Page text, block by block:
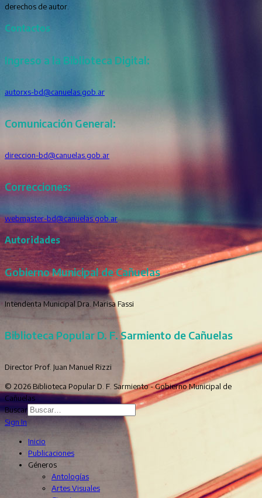
derechos de autor.
Contactos
Ingreso a la Biblioteca Digital:
autorxs-bd@canuelas.gob.ar
Comunicación General:
direccion-bd@canuelas.gob.ar
Correcciones:
webmaster-bd@canuelas.gob.ar
Autoridades
Gobierno Municipal de Cañuelas
Intendenta Municipal Dra. Marisa Fassi
Biblioteca Popular D. F. Sarmiento de Cañuelas
Director Prof. Juan Manuel Rizzi
© 2026 Biblioteca Popular D. F. Sarmiento - Gobierno Municipal de
Cañuelas
Buscar
Sign In
Inicio
Publicaciones
Géneros
Antologías
Artes Visuales